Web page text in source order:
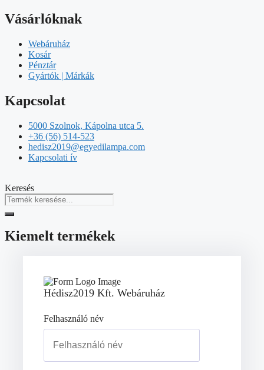
Vásárlóknak
Webáruház
Kosár
Pénztár
Gyártók | Márkák
Kapcsolat
5000 Szolnok, Kápolna utca 5.
+36 (56) 514-523
hedisz2019@egyedilampa.com
Kapcsolati ív
Keresés
Kiemelt termékek
Hédisz2019 Kft. Webáruház
Felhasználó név